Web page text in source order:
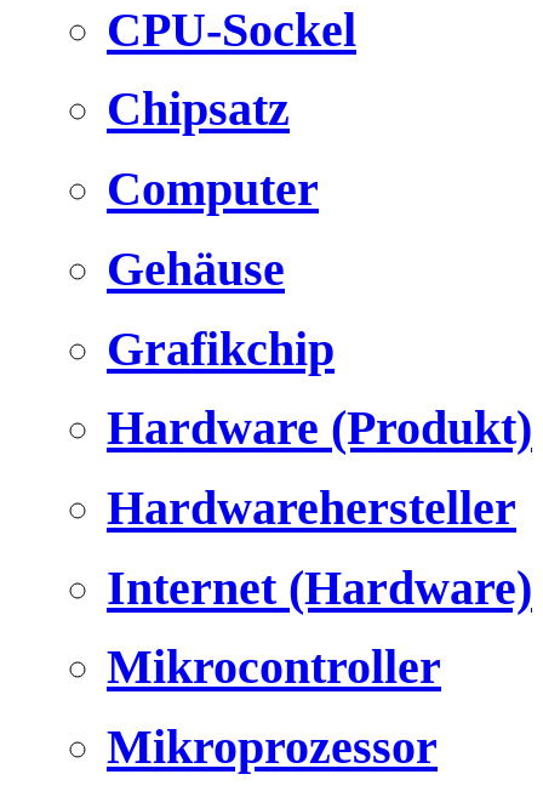
CPU-Sockel
Chipsatz
Computer
Gehäuse
Grafikchip
Hardware (Produkt)
Hardwarehersteller
Internet (Hardware)
Mikrocontroller
Mikroprozessor